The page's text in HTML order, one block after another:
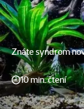
Znáte syndrom
10 min. čtení